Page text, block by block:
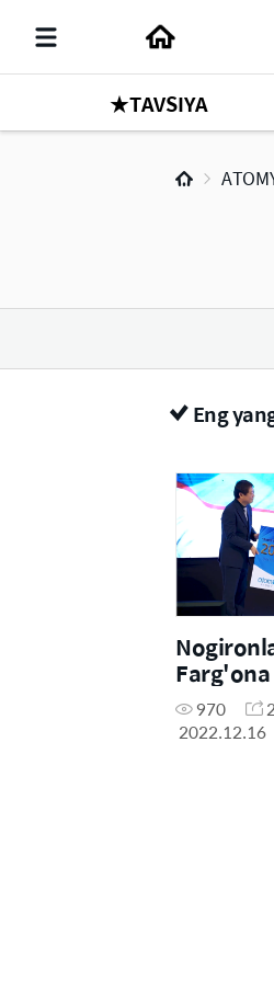
★TAVSIYA
Eng
bo'limi
970
2022.12.16